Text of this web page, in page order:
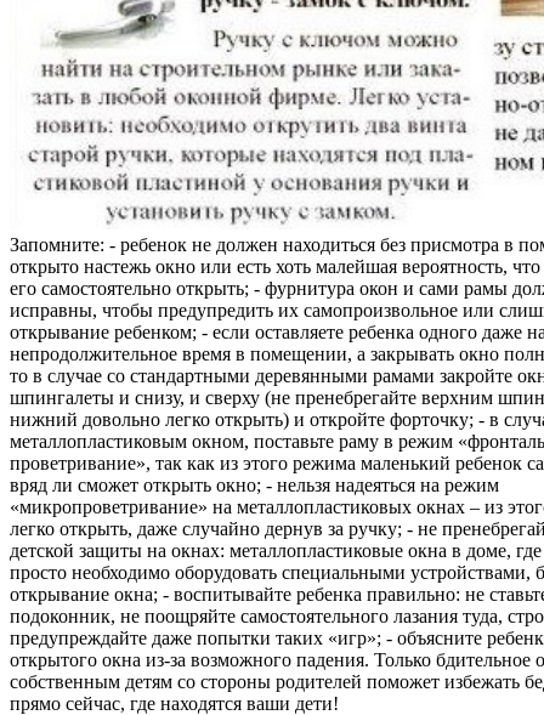
Запомните: - ребенок не должен находиться без присмотра в
открыто настежь окно или есть хоть малейшая вероятность,
его самостоятельно открыть; - фурнитура окон и сами рамы
исправны, чтобы предупредить их самопроизвольное или
открывание ребенком; - если оставляете ребенка одного даже
непродолжительное время в помещении, а закрывать окно
то в случае со стандартными деревянными рамами закройте
шпингалеты и снизу, и сверху (не пренебрегайте верхним
нижний довольно легко открыть) и откройте форточку; - в
металлопластиковым окном, поставьте раму в режим
проветривание», так как из этого режима маленький ребенок
вряд ли сможет открыть окно; - нельзя надеяться на режим
«микропроветривание» на металлопластиковых окнах – из
легко открыть, даже случайно дернув за ручку; - не
детской защиты на окнах: металлопластиковые окна в доме, где
просто необходимо оборудовать специальными
открывание окна; - воспитывайте ребенка правильно: не
подоконник, не поощряйте самостоятельного лазания туда,
предупреждайте даже попытки таких «игр»; - объясните
открытого окна из-за возможного падения. Только бдительное
собственным детям со стороны родителей поможет избежать
прямо сейчас, где находятся ваши дети!